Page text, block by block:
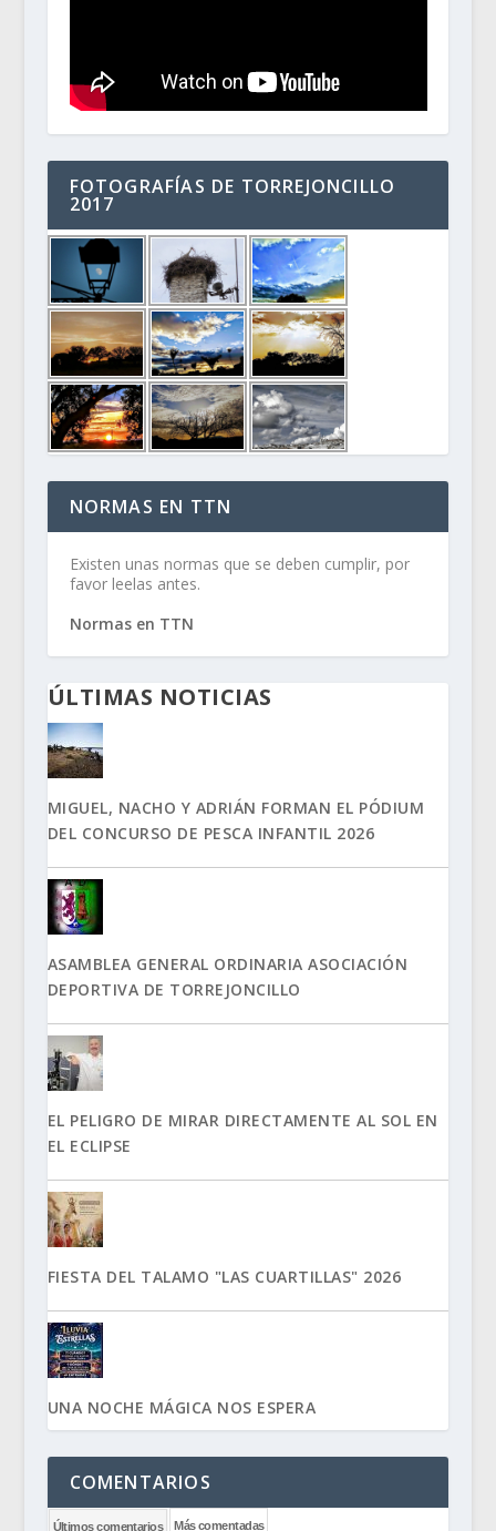
FOTOGRAFÍAS DE TORREJONCILLO
2017
NORMAS EN TTN
Existen unas normas que se deben cumplir, por
favor leelas antes.
Normas en TTN
ÚLTIMAS NOTICIAS
MIGUEL, NACHO Y ADRIÁN FORMAN EL PÓDIUM
DEL CONCURSO DE PESCA INFANTIL 2026
ASAMBLEA GENERAL ORDINARIA ASOCIACIÓN
DEPORTIVA DE TORREJONCILLO
EL PELIGRO DE MIRAR DIRECTAMENTE AL SOL EN
EL ECLIPSE
FIESTA DEL TALAMO "LAS CUARTILLAS" 2026
UNA NOCHE MÁGICA NOS ESPERA
COMENTARIOS
Últimos comentarios Más comentadas